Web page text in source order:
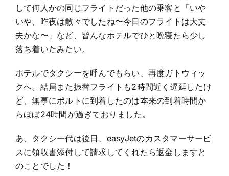
して何人かの同じフライトだった他の乗客と「いや
いや、昨夜は散々でしたね〜今日のフライトは大丈
夫かな〜」など、皆んなホテルでひと晩寝たら少し
落ち着いたみたい。
ホテルでタクシーを呼んでもらい、再度ガトウィッ
クへ。結局また振替フライトも2時間近く遅延したけ
ど、無事にポルトに到着したのは本来の到着時間か
らほぼ24時間が過ぎておりました。
あ、タクシー代は後日、easyJetのカスタマーサービ
スに領収書添付して請求してくれたら返金しますと
のことでした！